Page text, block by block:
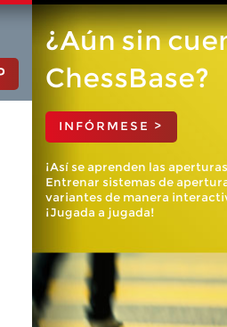
¿Aún sin
ChessBase?
INFÓRMESE >
¡Así se aprenden las
Entrenar sistemas de
variantes de manera
¡Jugada a jugada!